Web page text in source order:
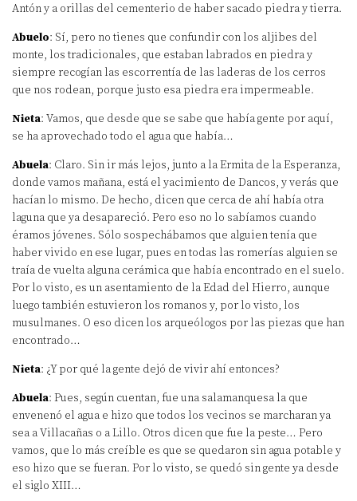
Antón y a orillas del cementerio de haber sacado piedra y tierra.
Abuelo: Sí, pero no tienes que confundir con los aljibes del
monte, los tradicionales, que estaban labrados en piedra y
siempre recogían las escorrentía de las laderas de los cerros
que nos rodean, porque justo esa piedra era impermeable.
Nieta: Vamos, que desde que se sabe que había gente por aquí,
se ha aprovechado todo el agua que había…
Abuela: Claro. Sin ir más lejos, junto a la Ermita de la Esperanza,
donde vamos mañana, está el yacimiento de Dancos, y verás que
hacían lo mismo. De hecho, dicen que cerca de ahí había otra
laguna que ya desapareció. Pero eso no lo sabíamos cuando
éramos jóvenes. Sólo sospechábamos que alguien tenía que
haber vivido en ese lugar, pues en todas las romerías alguien se
traía de vuelta alguna cerámica que había encontrado en el suelo.
Por lo visto, es un asentamiento de la Edad del Hierro, aunque
luego también estuvieron los romanos y, por lo visto, los
musulmanes. O eso dicen los arqueólogos por las piezas que han
encontrado…
Nieta: ¿Y por qué la gente dejó de vivir ahí entonces?
Abuela: Pues, según cuentan, fue una salamanquesa la que
envenenó el agua e hizo que todos los vecinos se marcharan ya
sea a Villacañas o a Lillo. Otros dicen que fue la peste… Pero
vamos, que lo más creíble es que se quedaron sin agua potable y
eso hizo que se fueran. Por lo visto, se quedó sin gente ya desde
el siglo XIII…